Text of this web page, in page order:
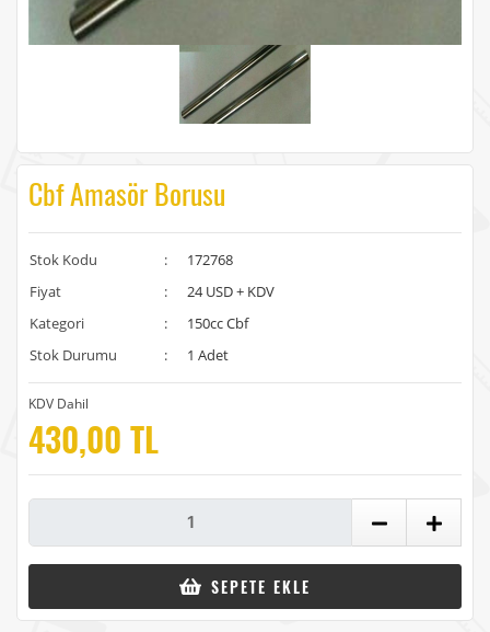
Cbf Amasör Borusu
Stok Kodu :
172768
Fiyat
:
24 USD + KDV
Kategori
:
150cc Cbf
Stok Durumu
: 1 Adet
KDV Dahil
430,00 TL
SEPETE EKLE